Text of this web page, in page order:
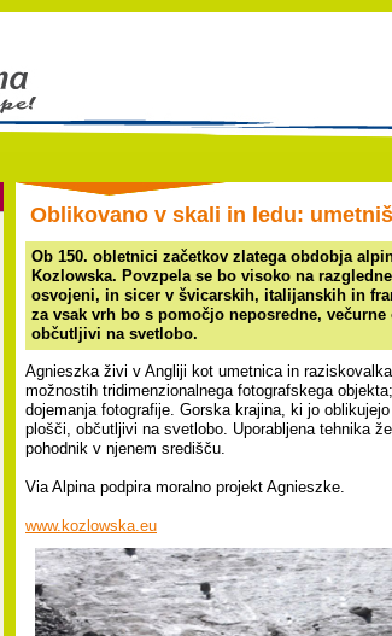
Oblikovano v skali in ledu:
Ob 150. obletnici začetkov zlatega obdobja
Kozlowska. Povzpela se bo visoko na
osvojeni, in sicer v švicarskih, italijanskih in
za vsak vrh bo s pomočjo neposredne,
občutljivi na svetlobo.
Agnieszka živi v Angliji kot umetnica in
možnostih tridimenzionalnega fotografskega
dojemanja fotografije. Gorska krajina, ki jo
plošči, občutljivi na svetlobo. Uporabljena tehnika
pohodnik v njenem središču.
Via Alpina podpira moralno projekt Agnieszke.
www.kozlowska.eu